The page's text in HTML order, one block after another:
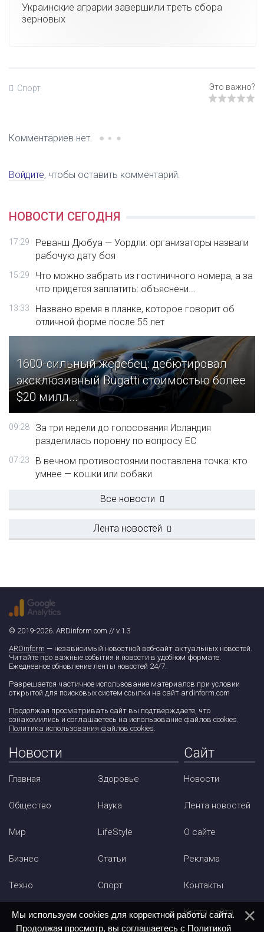
Украинские аграрии завершили треть сбора
зерновых
Спорт
Комментариев нет.
Войдите, чтобы оставить комментарий.
НОВОСТИ СЕГОДНЯ
17:29
Реванш Дюбуа — Уордли: организаторы назвали
рабочую дату боя
15:29
Что можно забрать из гостиничного номера, а за
что придется заплатить: объяснени...
13:33
Названо время в планке, которое говорит об
отличной форме после 55 лет
1600-сильный жеребец: дебютировал
эксклюзивный Bugatti стоимостью более
$20 милл...
09:28
За три недели до голосования Исландия
разделилась поровну по вопросу ЕС
07:23
В вечном противостоянии поставлена точка: кто
умнее — кошки или собаки
Все новости
Лента новостей
© 2019-2026. ARDinform.com // v.1.3
ARDinform — независимый новостной веб-сайт актуальных новостей.
Читайте про важные события и новости в удобном формате.
Ежедневное обновление ленты новостей 24/7.
Разрешается частичное использование материалов при условии
открытой для поисковых систем ссылки на сайт ardinform.com
Продолжая просматривать сайт вы подтверждаете, что
ознакомились и соглашаетесь на использование файлов cookies.
Политика использования файлов cookies.
Новости
Главная
Общество
Мир
Бизнес
Техно
Здоровье
Наука
LifeStyle
Статьи
Спорт
Сайт
Новости
Лента новостей
О сайте
Реклама
Контакты
Карта сайта
Мы используем cookies для корректной работы сайта.
Продолжая просмотр, вы соглашаетесь с Политикой